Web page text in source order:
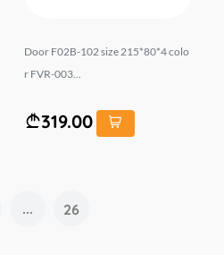
Door F02B-102 size 215*80*4 colo
r FVR-003...
319.00
... 26